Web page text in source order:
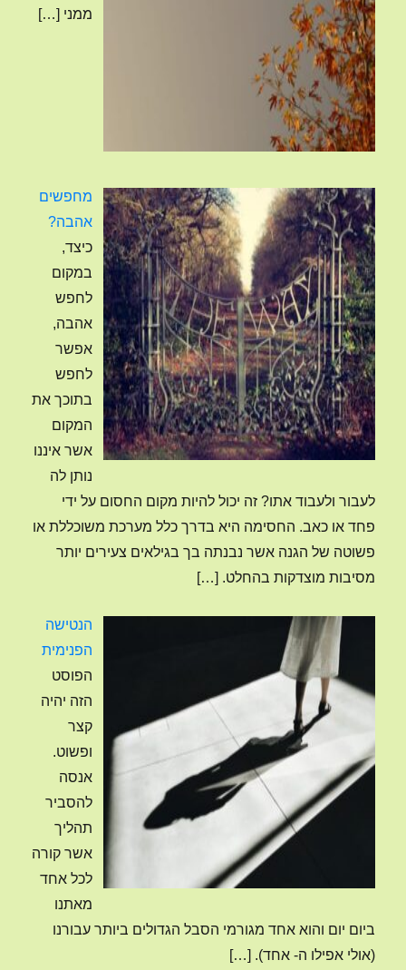
ממני […]
מחפשים
אהבה?
כיצד,
במקום
לחפש
אהבה,
אפשר
לחפש
בתוכך את
המקום
אשר איננו
נותן לה
לעבור ולעבוד אתו? זה יכול להיות מקום החסום על ידי
פחד או כאב. החסימה היא בדרך כלל מערכת משוכללת או
פשוטה של הגנה אשר נבנתה בך בגילאים צעירים יותר
מסיבות מוצדקות בהחלט. […]
הנטישה
הפנימית
הפוסט
הזה יהיה
קצר
ופשוט.
אנסה
להסביר
תהליך
אשר קורה
לכל אחד
מאתנו
ביום יום והוא אחד מגורמי הסבל הגדולים ביותר עבורנו
(אולי אפילו ה- אחד). […]